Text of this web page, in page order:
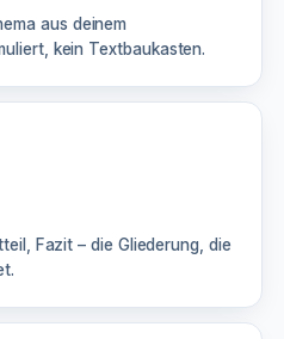
aus deinem
kein Textbaukasten.
Fazit – die Gliederung, die